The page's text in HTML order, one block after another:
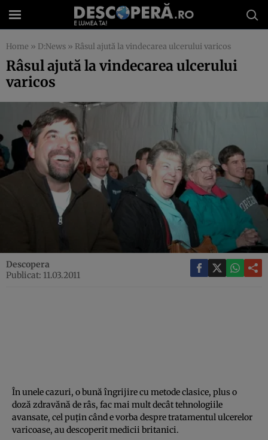
Home » D:News » Râsul ajută la vindecarea ulcerului varicos
Râsul ajută la vindecarea ulcerului
varicos
Descopera
Publicat: 11.03.2011
În unele cazuri, o bună îngrijire cu metode clasice, plus o
doză zdravănă de râs, fac mai mult decât tehnologiile
avansate, cel puţin când e vorba despre tratamentul ulcerelor
varicoase, au descoperit medicii britanici.